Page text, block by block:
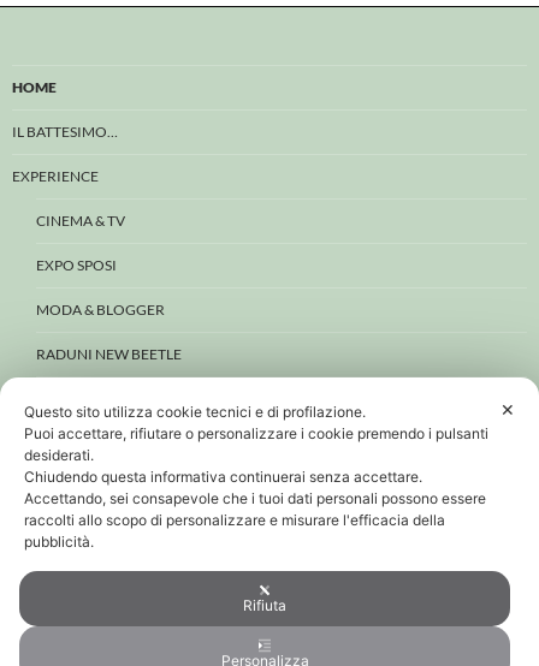
HOME
IL BATTESIMO…
EXPERIENCE
CINEMA & TV
EXPO SPOSI
MODA & BLOGGER
RADUNI NEW BEETLE
BEETLE E DINTORNI
CONTATTI
PRIVACY & COOKIE
PERSONAL DATA POLICY
✕
Questo sito utilizza cookie tecnici e di profilazione.
Puoi accettare, rifiutare o personalizzare i cookie premendo i pulsanti
desiderati.
Chiudendo questa informativa continuerai senza accettare.
Accettando, sei consapevole che i tuoi dati personali possono essere
raccolti allo scopo di personalizzare e misurare l'efficacia della
pubblicità.
Rifiuta
Personalizza